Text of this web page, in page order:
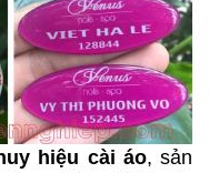
hiệu cài áo, sản